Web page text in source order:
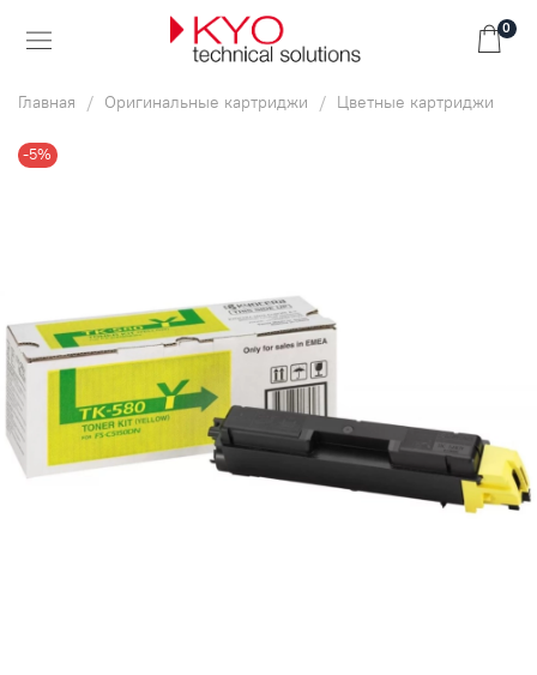
0
Главная Оригинальные картриджи Цветные картриджи
-5%